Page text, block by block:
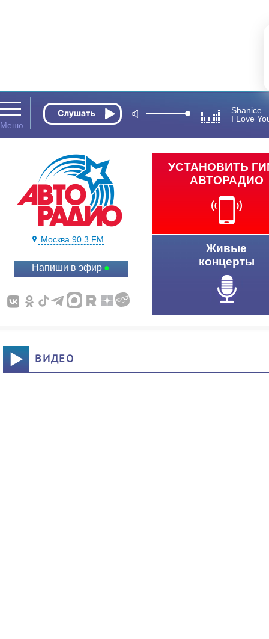
Shanice
I Love
Москва 90.3 FM
Напиши в эфир
УСТАНОВИТЬ
АВТОРАДИО
Живые
концерты
ВИДЕО